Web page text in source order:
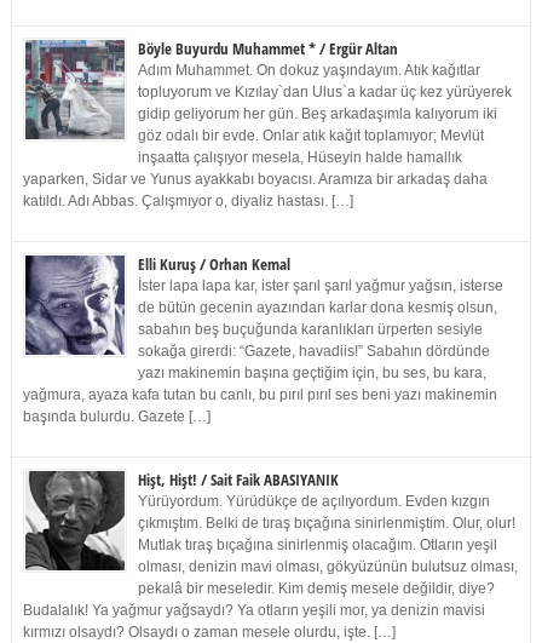
Böyle Buyurdu Muhammet * / Ergür Altan
Adım Muhammet. On dokuz yaşındayım. Atık kağıtlar
topluyorum ve Kızılay`dan Ulus`a kadar üç kez yürüyerek
gidip geliyorum her gün. Beş arkadaşımla kalıyorum iki
göz odalı bir evde. Onlar atık kağıt toplamıyor; Mevlüt
inşaatta çalışıyor mesela, Hüseyin halde hamallık
yaparken, Sidar ve Yunus ayakkabı boyacısı. Aramıza bir arkadaş daha
katıldı. Adı Abbas. Çalışmıyor o, diyaliz hastası. […]
Elli Kuruş / Orhan Kemal
İster lapa lapa kar, ister şarıl şarıl yağmur yağsın, isterse
de bütün gecenin ayazından karlar dona kesmiş olsun,
sabahın beş buçuğunda karanlıkları ürperten sesiyle
sokağa girerdi: “Gazete, havadiis!” Sabahın dördünde
yazı makinemin başına geçtiğim için, bu ses, bu kara,
yağmura, ayaza kafa tutan bu canlı, bu pırıl pırıl ses beni yazı makinemin
başında bulurdu. Gazete […]
Hişt, Hişt! / Sait Faik ABASIYANIK
Yürüyordum. Yürüdükçe de açılıyordum. Evden kızgın
çıkmıştım. Belki de tıraş bıçağına sinirlenmiştim. Olur, olur!
Mutlak tıraş bıçağına sinirlenmiş olacağım. Otların yeşil
olması, denizin mavi olması, gökyüzünün bulutsuz olması,
pekalâ bir meseledir. Kim demiş mesele değildir, diye?
Budalalık! Ya yağmur yağsaydı? Ya otların yeşili mor, ya denizin mavisi
kırmızı olsaydı? Olsaydı o zaman mesele olurdu, işte. […]